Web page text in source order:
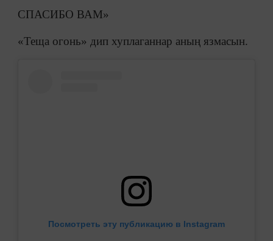
СПАСИБО ВАМ»
«Теща огонь» дип хуплаганнар аның язмасын.
Посмотреть эту публикацию в Instagram